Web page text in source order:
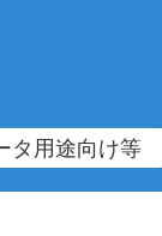
タ用途向け等